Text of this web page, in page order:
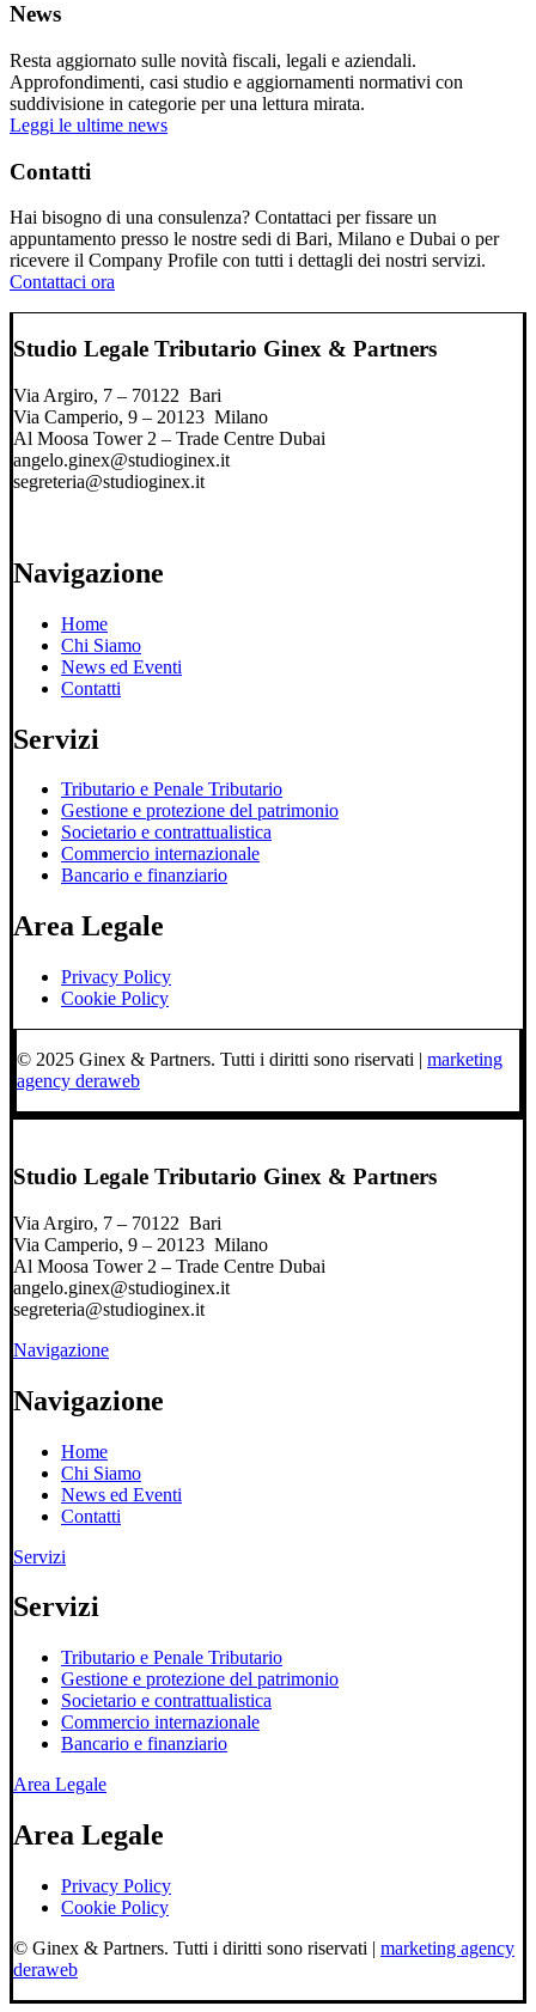
News
Resta aggiornato sulle novità fiscali, legali e aziendali.
Approfondimenti, casi studio e aggiornamenti normativi con
suddivisione in categorie per una lettura mirata.
Leggi le ultime news
Contatti
Hai bisogno di una consulenza? Contattaci per fissare un
appuntamento presso le nostre sedi di Bari, Milano e Dubai o per
ricevere il Company Profile con tutti i dettagli dei nostri servizi.
Contattaci ora
Studio Legale Tributario Ginex & Partners
Via Argiro, 7 – 70122 Bari
Via Camperio, 9 – 20123 Milano
Al Moosa Tower 2 – Trade Centre Dubai
angelo.ginex@studioginex.it
segreteria@studioginex.it
Navigazione
Home
Chi Siamo
News ed Eventi
Contatti
Servizi
Tributario e Penale Tributario
Gestione e protezione del patrimonio
Societario e contrattualistica
Commercio internazionale
Bancario e finanziario
Area Legale
Privacy Policy
Cookie Policy
© 2025 Ginex & Partners. Tutti i diritti sono riservati | marketing
agency deraweb
Studio Legale Tributario Ginex & Partners
Via Argiro, 7 – 70122 Bari
Via Camperio, 9 – 20123 Milano
Al Moosa Tower 2 – Trade Centre Dubai
angelo.ginex@studioginex.it
segreteria@studioginex.it
Navigazione
Navigazione
Home
Chi Siamo
News ed Eventi
Contatti
Servizi
Servizi
Tributario e Penale Tributario
Gestione e protezione del patrimonio
Societario e contrattualistica
Commercio internazionale
Bancario e finanziario
Area Legale
Area Legale
Privacy Policy
Cookie Policy
© Ginex & Partners. Tutti i diritti sono riservati | marketing agency
deraweb